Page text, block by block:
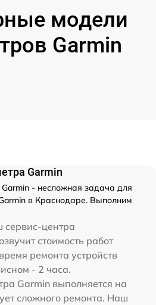
модели
Garmin
Garmin
- несложная задача для
в Краснодаре. Выполним
сервис-центра
стоимость работ
ремонта устройств
- 2 часа.
Garmin выполняется на
сложного ремонта. Наш